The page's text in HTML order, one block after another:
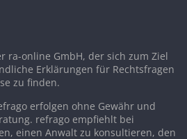
ra-online GmbH, der sich zum Ziel
Erklärungen für Rechtsfragen
zu finden.
erfolgen ohne Gewähr und
refrago empfiehlt bei
einen Anwalt zu konsultieren, den